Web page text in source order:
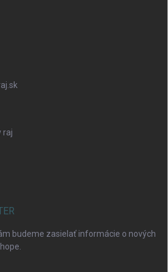
raj
budeme zasielať informácie o nových